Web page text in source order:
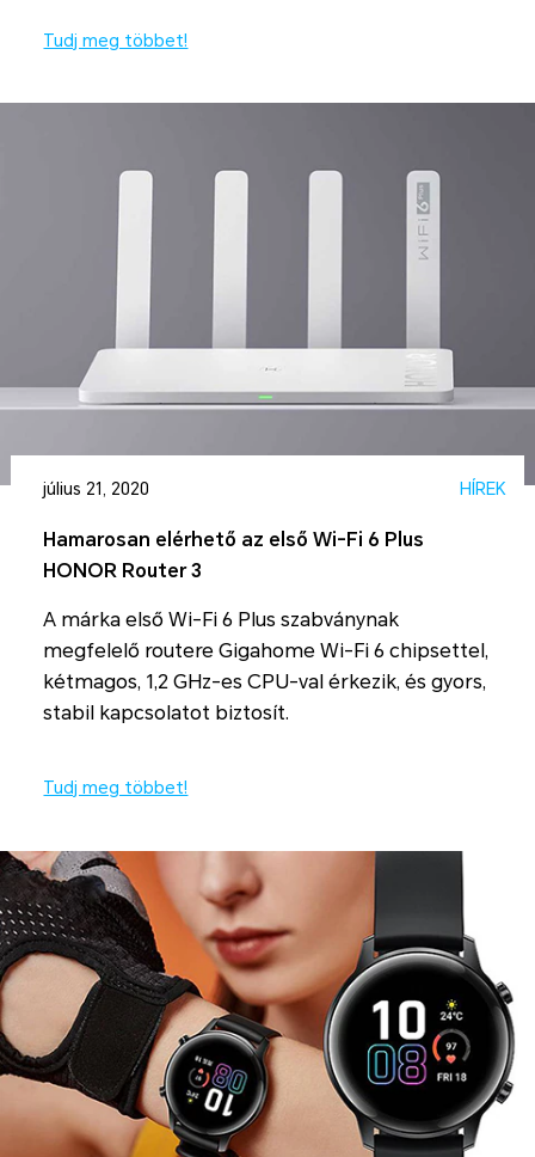
Tudj meg többet!
július 21, 2020 HÍREK
Hamarosan elérhető az első Wi-Fi 6 Plus
HONOR Router 3
A márka első Wi-Fi 6 Plus szabványnak
megfelelő routere Gigahome Wi-Fi 6 chipsettel,
kétmagos, 1,2 GHz-es CPU-val érkezik, és gyors,
stabil kapcsolatot biztosít.
Tudj meg többet!